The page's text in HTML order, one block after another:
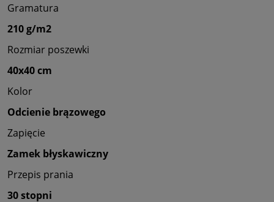
Gramatura
210 g/m2
Rozmiar poszewki
40x40 cm
Kolor
Odcienie brązowego
Zapięcie
Zamek błyskawiczny
Przepis prania
30 stopni